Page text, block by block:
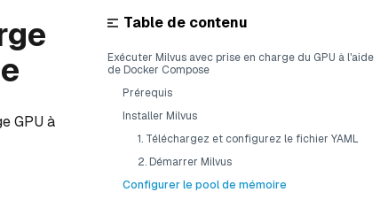
GPU à
Table de contenu
Exécuter Milvus avec prise en charge du GPU à l'aide
de Docker Compose
Prérequis
Installer Milvus
1. Téléchargez et configurez le fichier YAML
2. Démarrer Milvus
Configurer le pool de mémoire